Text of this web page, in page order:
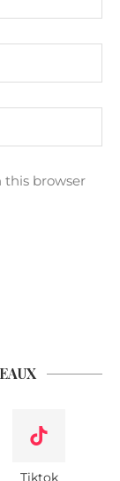
this browser
Tiktok